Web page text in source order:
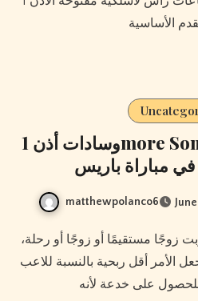
وسادات أذن 1more Sonoflow الضوء السيئ
مباراة باريس
matthewpolanco6
الأمر أقل ربحية بالنسبة للاعب